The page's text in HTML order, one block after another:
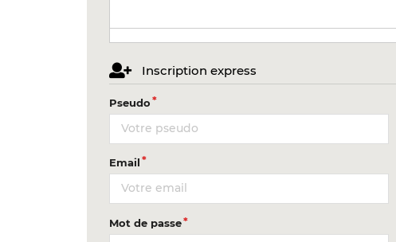
Inscription express
Pseudo
Email
Mot de passe